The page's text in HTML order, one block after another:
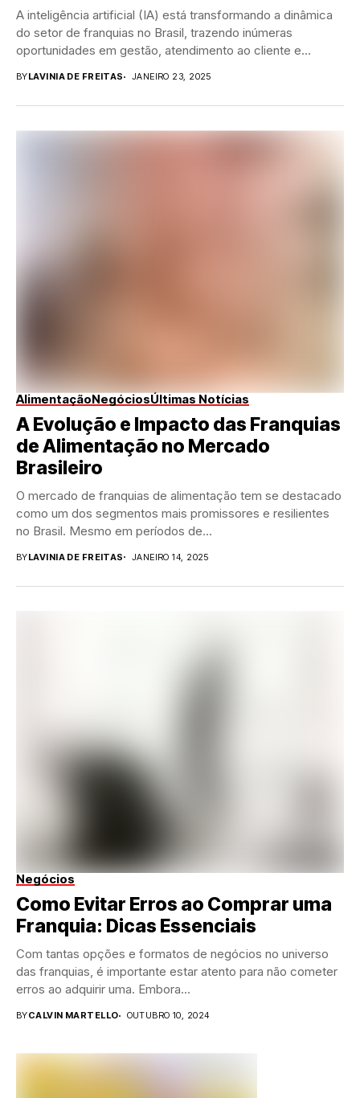
A inteligência artificial (IA) está transformando a dinâmica
do setor de franquias no Brasil, trazendo inúmeras
oportunidades em gestão, atendimento ao cliente e...
BYLAVINIA DE FREITAS JANEIRO 23, 2025
AlimentaçãoNegóciosÚltimas Notícias
A Evolução e Impacto das Franquias
de Alimentação no Mercado
Brasileiro
O mercado de franquias de alimentação tem se destacado
como um dos segmentos mais promissores e resilientes
no Brasil. Mesmo em períodos de...
BYLAVINIA DE FREITAS JANEIRO 14, 2025
Negócios
Como Evitar Erros ao Comprar uma
Franquia: Dicas Essenciais
Com tantas opções e formatos de negócios no universo
das franquias, é importante estar atento para não cometer
erros ao adquirir uma. Embora...
BYCALVIN MARTELLO OUTUBRO 10, 2024